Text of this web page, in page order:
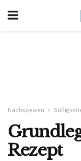
Nachspeisen
Rezept